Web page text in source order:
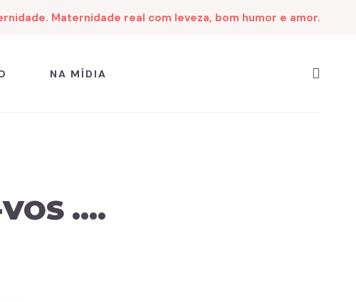
Maternidade real com leveza, bom humor e amor.
NA MÍDIA
VOS ….